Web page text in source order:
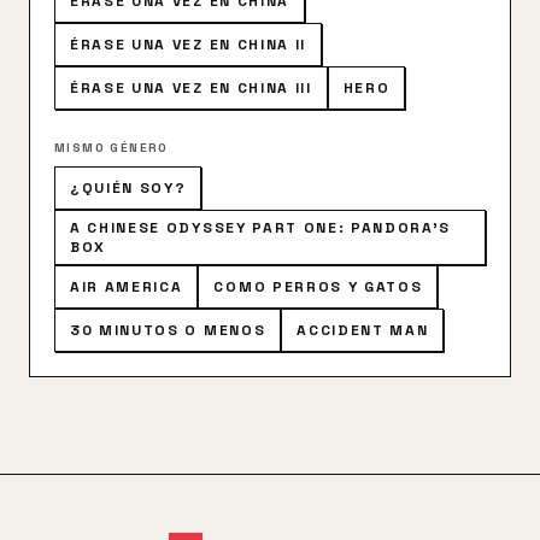
ganador en un torneo de artes marciales
ÉRASE UNA VEZ EN CHINA II
ÉRASE UNA VEZ EN CHINA III HERO
MISMO GÉNERO
¿QUIÉN SOY?
A CHINESE ODYSSEY PART ONE: PANDORA'S
BOX
AIR AMERICA COMO PERROS Y GATOS
30 MINUTOS O MENOS ACCIDENT MAN